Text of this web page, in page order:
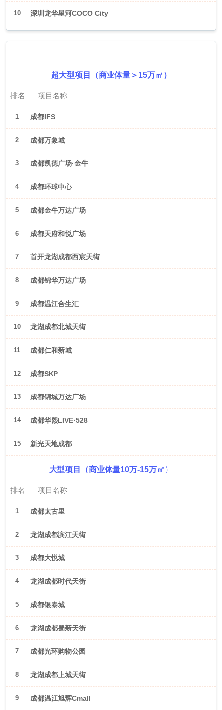
10 深圳龙华星河COCO City
超大型项目（商业体量＞15万㎡）
排名 项目名称
1 成都IFS
2 成都万象城
3 成都凯德广场·金牛
4 成都环球中心
5 成都金牛万达广场
6 成都天府和悦广场
7 首开龙湖成都西宸天街
8 成都锦华万达广场
9 成都温江合生汇
10 龙湖成都北城天街
11 成都仁和新城
12 成都SKP
13 成都锦城万达广场
14 成都华熙LIVE·528
15 新光天地成都
大型项目（商业体量10万-15万㎡）
排名 项目名称
1 成都太古里
2 龙湖成都滨江天街
3 成都大悦城
4 龙湖成都时代天街
5 成都银泰城
6 龙湖成都蜀新天街
7 成都光环购物公园
8 龙湖成都上城天街
9 成都温江旭辉Cmall